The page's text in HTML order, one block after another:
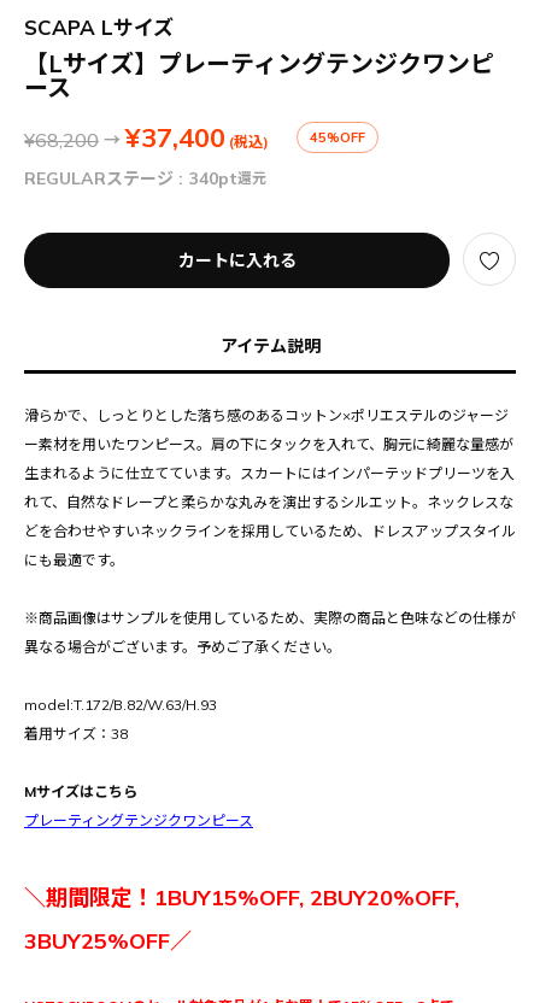
SCAPA Lサイズ
【Lサイズ】プレーティングテンジクワンピ
ース
¥68,200 → ¥37,400 (税込) 45%OFF
REGULARステージ : 340pt還元
カートに入れる
アイテム説明
滑らかで、しっとりとした落ち感のあるコットン×ポリエステルのジャージ
ー素材を用いたワンピース。肩の下にタックを入れて、胸元に綺麗な量感が
生まれるように仕立てています。スカートにはインパーテッドプリーツを入
れて、自然なドレープと柔らかな丸みを演出するシルエット。ネックレスな
どを合わせやすいネックラインを採用しているため、ドレスアップスタイル
にも最適です。
※商品画像はサンプルを使用しているため、実際の商品と色味などの仕様が
異なる場合がございます。予めご了承ください。
model:T.172/B.82/W.63/H.93
着用サイズ：38
Mサイズはこちら
プレーティングテンジクワンピース
＼期間限定！1BUY15%OFF, 2BUY20%OFF,
3BUY25%OFF／